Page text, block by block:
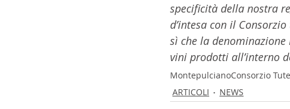
specificità della nostra
d’intesa con il
sì che la denominazione
vini prodotti all’interno
MontepulcianoConsorzio
ARTICOLI
NEWS